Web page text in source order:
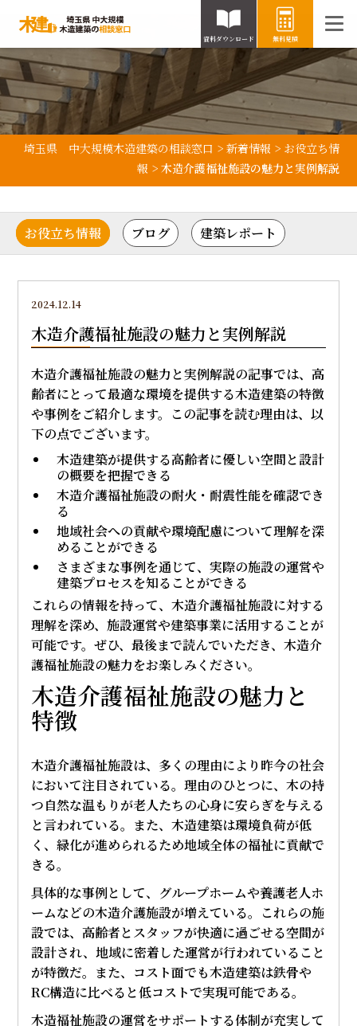
資料ダウンロード 無料見積
埼玉県 中大規模木造建築の相談窓口 > 新着情報 > お役立ち情
報 > 木造介護福祉施設の魅力と実例解説
お役立ち情報 ブログ 建築レポート
2024.12.14
木造介護福祉施設の魅力と実例解説
木造介護福祉施設の魅力と実例解説の記事では、高
齢者にとって最適な環境を提供する木造建築の特徴
や事例をご紹介します。この記事を読む理由は、以
下の点でございます。
木造建築が提供する高齢者に優しい空間と設計
の概要を把握できる
木造介護福祉施設の耐火・耐震性能を確認でき
る
地域社会への貢献や環境配慮について理解を深
めることができる
さまざまな事例を通じて、実際の施設の運営や
建築プロセスを知ることができる
これらの情報を持って、木造介護福祉施設に対する
理解を深め、施設運営や建築事業に活用することが
可能です。ぜひ、最後まで読んでいただき、木造介
護福祉施設の魅力をお楽しみください。
木造介護福祉施設の魅力と
特徴
木造介護福祉施設は、多くの理由により昨今の社会
において注目されている。理由のひとつに、木の持
つ自然な温もりが老人たちの心身に安らぎを与える
と言われている。また、木造建築は環境負荷が低
く、緑化が進められるため地域全体の福祉に貢献で
きる。
具体的な事例として、グループホームや養護老人ホ
ームなどの木造介護施設が増えている。これらの施
設では、高齢者とスタッフが快適に過ごせる空間が
設計され、地域に密着した運営が行われていること
が特徴だ。また、コスト面でも木造建築は鉄骨や
RC構造に比べると低コストで実現可能である。
木造福祉施設の運営をサポートする体制が充実して